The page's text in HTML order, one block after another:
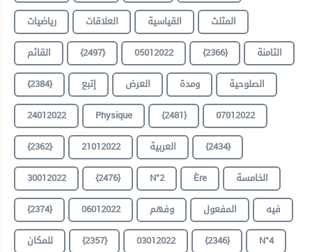
رياضيات
العلاقات القياسية
المثلث
القائم
{2497} 05012022 {2366}
الثامنة
{2384}
إتبع العرض ومدة
الصلوحية
24012022
Physique {2481}
07012022
{2362}
21012022 العربية
{2434}
30012022
{2476} N°2 Ère
الخامسة
{2374}
06012022 وفهم المفعول
فيه
للمكان
{2357} 03012022 {2346}
N°4